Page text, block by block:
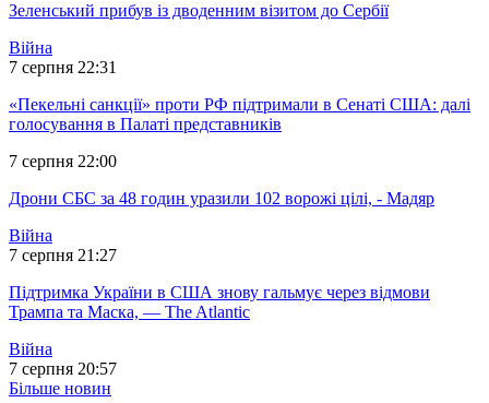
Зеленський прибув із дводенним візитом до Сербії
Війна
7 серпня 22:31
«Пекельні санкції» проти РФ підтримали в Сенаті США: далі
голосування в Палаті представників
7 серпня 22:00
Дрони СБС за 48 годин уразили 102 ворожі цілі, - Мадяр
Війна
7 серпня 21:27
Підтримка України в США знову гальмує через відмови
Трампа та Маска, — The Atlantic
Війна
7 серпня 20:57
Більше новин